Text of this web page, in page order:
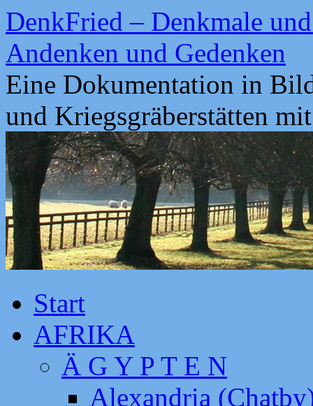
Zum
Inhalt
springen
DenkFried – Denkmale
Andenken und Gedenken
Eine Dokumentation in
und Kriegsgräberstätten
Start
AFRIKA
Ä G Y P T E N
Alexandria